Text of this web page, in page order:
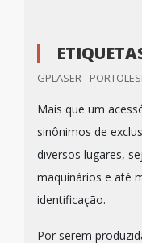
GPLASER -
Mais que um
sinônimos de
diversos lugares,
maquinários e até
identificação.
Por serem